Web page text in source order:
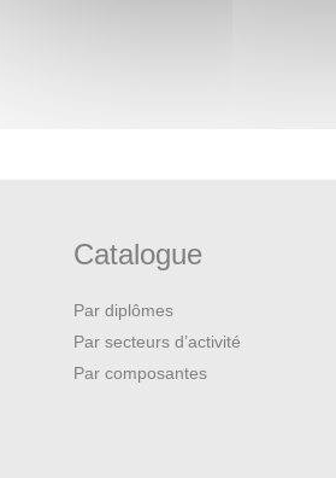
Catalogue
Par diplômes
Par secteurs d’activité
Par composantes